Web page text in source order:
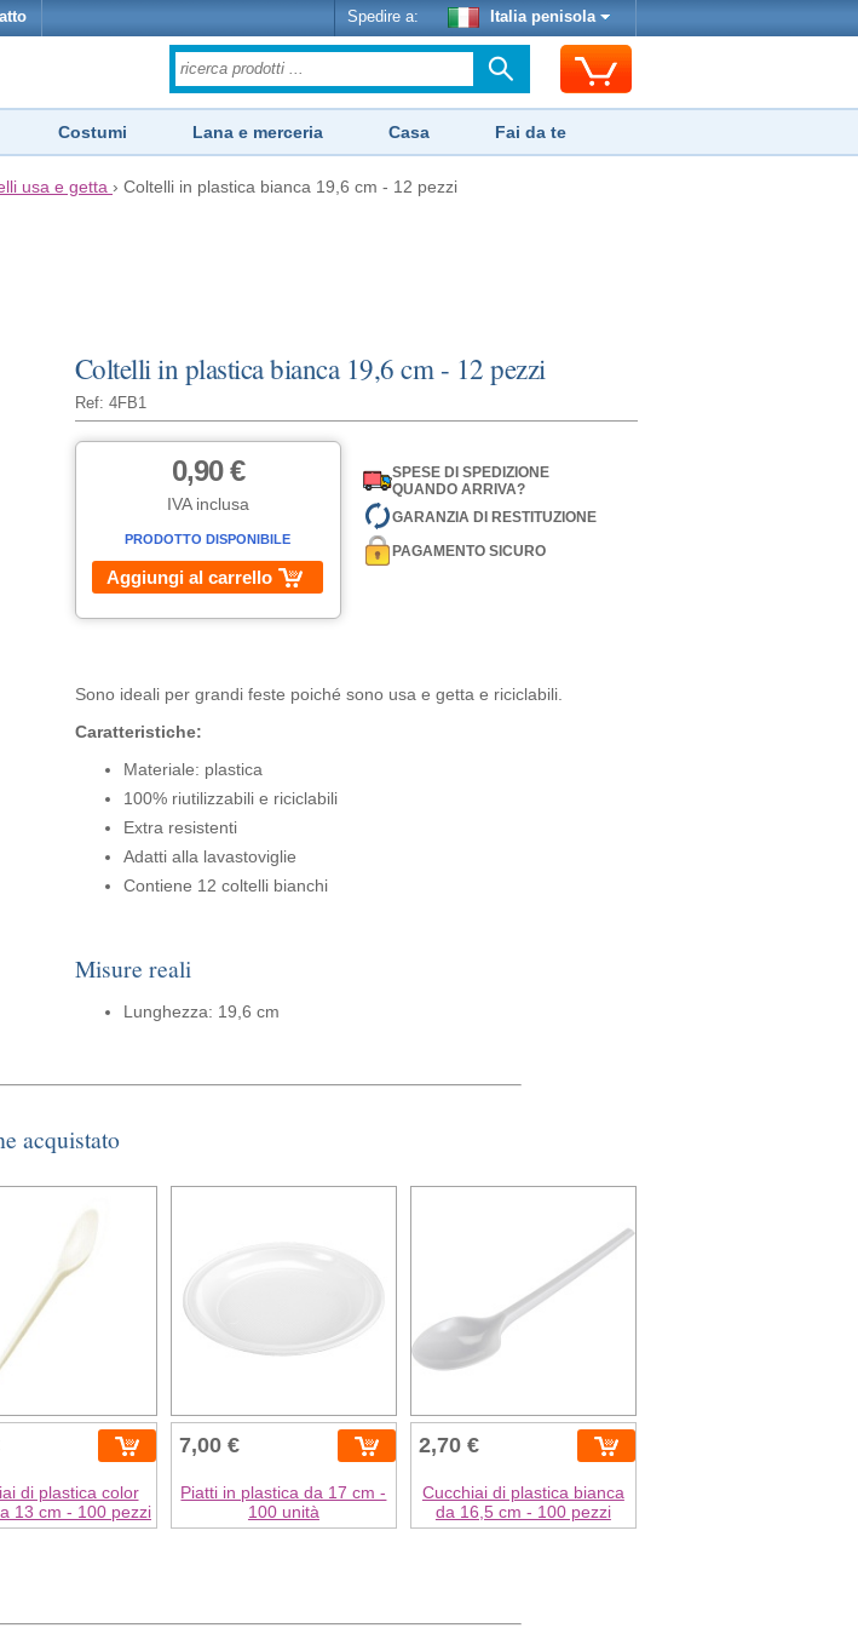
Spedire a: Italia penisola
Costumi Lana e merceria Casa Fai da te
usa e getta › Coltelli in plastica bianca 19,6 cm - 12 pezzi
Coltelli in plastica bianca 19,6 cm - 12 pezzi
Ref: 4FB1
0,90 €
IVA inclusa
PRODOTTO DISPONIBILE
Aggiungi al carrello
SPESE DI SPEDIZIONE
QUANDO ARRIVA?
GARANZIA DI RESTITUZIONE
PAGAMENTO SICURO
Sono ideali per grandi feste poiché sono usa e getta e riciclabili.
Caratteristiche:
Materiale: plastica
100% riutilizzabili e riciclabili
Extra resistenti
Adatti alla lavastoviglie
Contiene 12 coltelli bianchi
Misure reali
Lunghezza: 19,6 cm
acquistato
di plastica color
13 cm - 100 pezzi
7,00 €
Piatti in plastica da 17 cm -
100 unità
2,70 €
Cucchiai di plastica bianca
da 16,5 cm - 100 pezzi